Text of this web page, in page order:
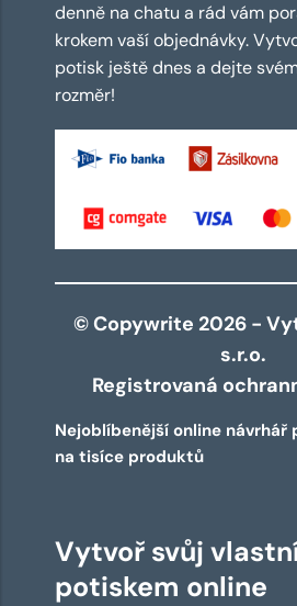
denně na chatu a rád vám
krokem vaší objednávky.
potisk ještě dnes a dejte
rozměr!
© Copywrite 2026 -
s.r.o.
Registrovaná
Nejoblíbenější online návrhář
na tisíce produktů
Vytvoř svůj
potiskem online